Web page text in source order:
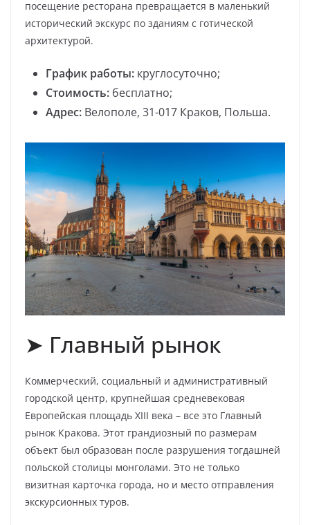
посещение ресторана превращается в маленький
исторический экскурс по зданиям с готической
архитектурой.
График работы: круглосуточно;
Стоимость: бесплатно;
Адрес: Велополе, 31-017 Краков, Польша.
➤ Главный рынок
Коммерческий, социальный и административный
городской центр, крупнейшая средневековая
Европейская площадь XIII века – все это Главный
рынок Кракова. Этот грандиозный по размерам
объект был образован после разрушения тогдашней
польской столицы монголами. Это не только
визитная карточка города, но и место отправления
экскурсионных туров.